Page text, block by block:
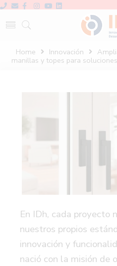
Home Innovación
manillas y topes para
En IDh, cada proyecto
nuestros propios
innovación y
nació con la misión de